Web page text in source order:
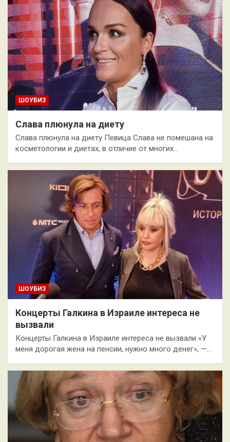
ШОУБИЗ
Слава плюнула на диету
Слава плюнула на диету Певица Слава не помешана на
косметологии и диетах, в отличие от многих…
ШОУБИЗ
Концерты Галкина в Израиле интереса не
вызвали
Концерты Галкина в Израиле интереса не вызвали «У
меня дорогая жена на пенсии, нужно много денег», —…